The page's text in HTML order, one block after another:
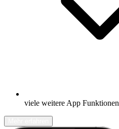
viele weitere App Funktionen